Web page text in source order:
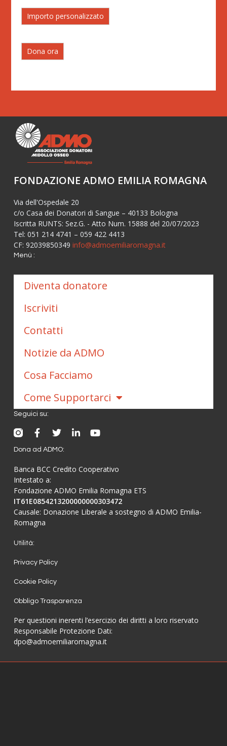
Importo personalizzato
Dona ora
FONDAZIONE ADMO EMILIA ROMAGNA
Via dell'Ospedale 20
c/o Casa dei Donatori di Sangue – 40133 Bologna
Iscritta RUNTS: Sez.G. - Atto Num. 15888 del 20/07/2023
Tel: 051 214 4741 – 059 422 4413
CF: 92039850349 info@admoemiliaromagna.it
Menù :
Diventa donatore
Iscriviti
Contatti
Notizie da ADMO
Cosa Facciamo
Come Supportarci
Seguici su:
Dona ad ADMO:
Banca BCC Credito Cooperativo
Intestato a:
Fondazione ADMO Emilia Romagna ETS
IT61E0854213200000000303472
Causale: Donazione Liberale a sostegno di ADMO Emilia-
Romagna
Utilità:
Privacy Policy
Cookie Policy
Obbligo Trasparenza
Per questioni inerenti l’esercizio dei diritti a loro riservato
Responsabile Protezione Dati:
dpo@admoemiliaromagna.it